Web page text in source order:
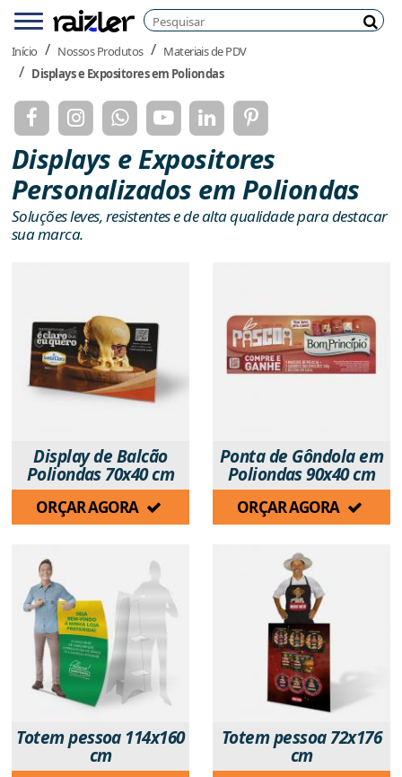
Menu Pesquisar
Início Nossos Produtos
Materiais de PDV
Displays e Expositores em Poliondas
Displays e Expositores
Personalizados em Poliondas
Soluções leves, resistentes e de alta qualidade para destacar
sua marca.
Display de Balcão
Poliondas 70x40 cm
ORÇAR AGORA
Ponta de Gôndola em
Poliondas 90x40 cm
ORÇAR AGORA
Totem pessoa 114x160
cm
Totem pessoa 72x176
cm